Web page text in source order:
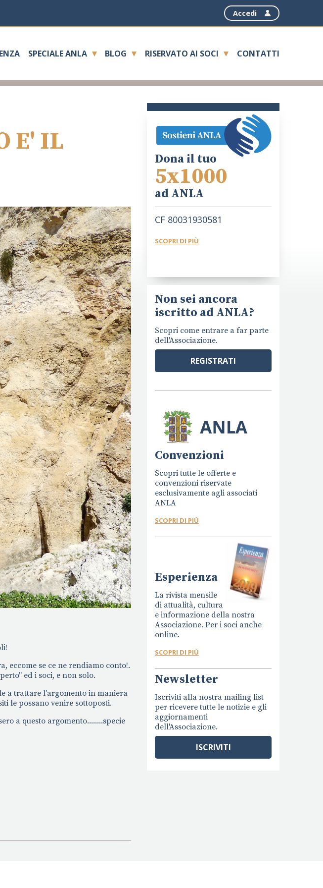
Accedi
SPECIALE ANLA BLOG RISERVATO AI SOCI CONTATTI
E' IL
eccome se ce ne rendiamo conto!.
ed i soci, e non solo.
a trattare l'argomento in maniera
le possano venire sottoposti.
a questo argomento........specie
Dona il tuo
5x1000
ad ANLA
CF 80031930581
SCOPRI DI PIÙ
Non sei ancora
iscritto ad ANLA?
Scopri come entrare a far parte
dell'Associazione.
REGISTRATI
Convenzioni
Scopri tutte le offerte e
convenzioni riservate
esclusivamente agli associati
ANLA
SCOPRI DI PIÙ
Esperienza
La rivista mensile
di attualità, cultura
e informazione della nostra
Associazione. Per i soci anche
online.
SCOPRI DI PIÙ
Newsletter
Iscriviti alla nostra mailing list
per ricevere tutte le notizie e gli
aggiornamenti
dell'Associazione.
ISCRIVITI